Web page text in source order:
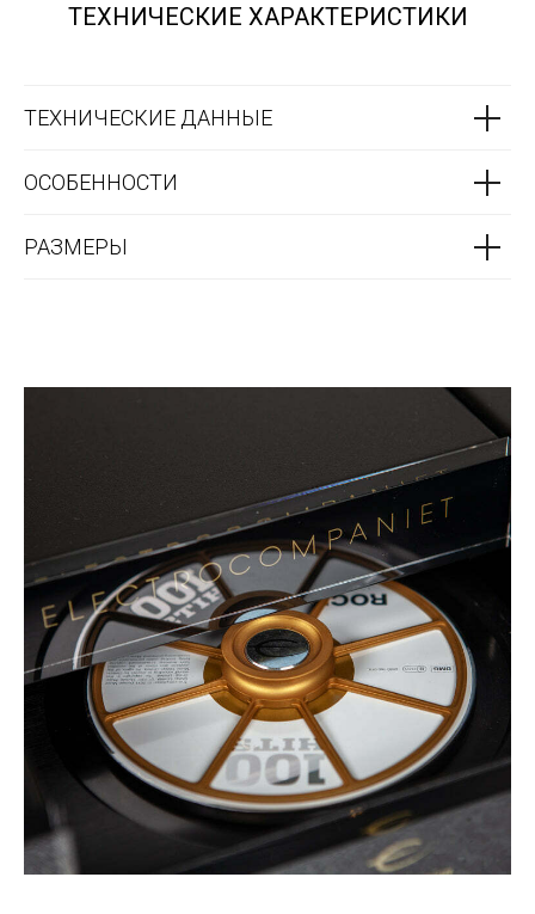
ТЕХНИЧЕСКИЕ ХАРАКТЕРИСТИКИ
ТЕХНИЧЕСКИЕ ДАННЫЕ
ОСОБЕННОСТИ
РАЗМЕРЫ